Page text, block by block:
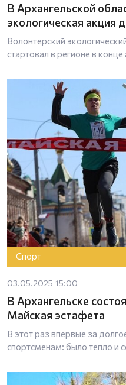
В Архангельской
экологическая акция
Волонтерский
стартовал в регионе в конце
Спорт
03.05.2025 15:00
В Архангельске
Майская эстафета
В этот раз впервые за
спортсменам: было тепло и